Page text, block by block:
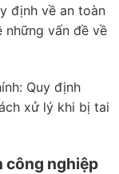
định về an toàn
vấn đề về
Quy định
xử lý khi bị tai
công nghiệp